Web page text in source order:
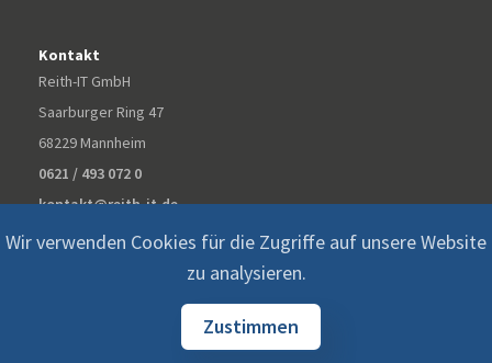
Kontakt
Reith-IT GmbH
Saarburger Ring 47
68229 Mannheim
0621 / 493 072 0
kontakt@reith-it.de
Reith-IT GmbH All Rights Reserved.Datenschutz
Wir verwenden Cookies für die Zugriffe auf unsere Website
zu analysieren.
Zustimmen